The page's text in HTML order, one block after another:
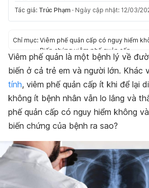
Tác giả: Trúc Phạm · Ngày cập nhật: 12/03/
Chỉ mục: Viêm phế quản cấp có nguy hiểm
Biến chứng viêm phế quản cấp
Phòng ngừa biến chứng
Viêm phế quản là một bệnh lý về
biến ở cả trẻ em và người lớn. Khác
tính, viêm phế quản cấp ít khi để lại
không ít bệnh nhân vẫn lo lắng và
phế quản cấp có nguy hiểm không
biến chứng của bệnh ra sao?